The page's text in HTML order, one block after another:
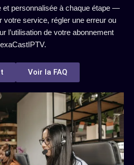
et personnalisée à chaque étape —
votre service, régler une erreur ou
l’utilisation de votre abonnement
Voir la FAQ